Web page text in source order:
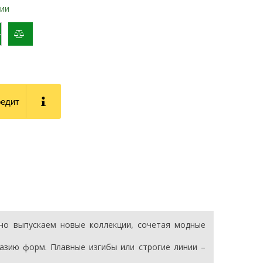
выпускаем новые коллекции, сочетая модные
форм. Плавные изгибы или строгие линии –